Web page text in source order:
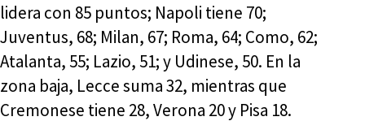
lidera con 85 puntos; Napoli tiene 70;
Juventus, 68; Milan, 67; Roma, 64; Como, 62;
Atalanta, 55; Lazio, 51; y Udinese, 50. En la
zona baja, Lecce suma 32, mientras que
Cremonese tiene 28, Verona 20 y Pisa 18.